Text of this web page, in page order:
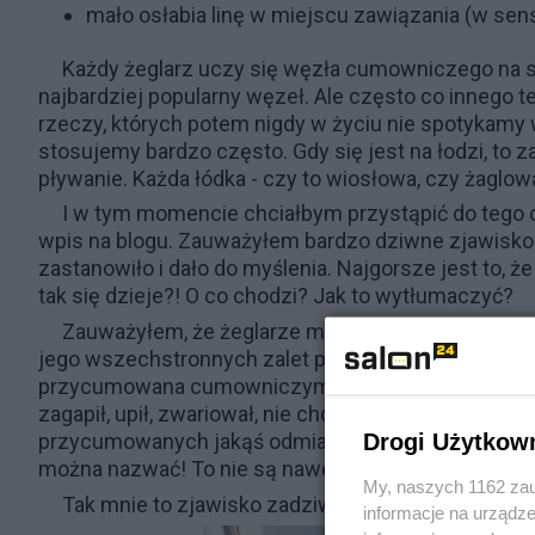
mało osłabia linę w miejscu zawiązania (w
Każdy żeglarz uczy się węzła cumowniczego
najbardziej popularny węzeł. Ale często co innego
rzeczy, których potem nigdy w życiu nie
stosujemy bardzo często. Gdy się jest na łodzi, to
pływanie. Każda łódka - czy to wiosłowa, czy
I w tym momencie chciałbym przystąpić do
wpis na blogu. Zauważyłem bardzo dziwne
zastanowiło i dało do myślenia. Najgorsze jest to,
tak się dzieje?! O co chodzi? Jak to wytłumaczyć?
Zauważyłem, że żeglarze mazurscy bardzo
jego wszechstronnych zalet przywiązują łódki
przycumowana cumowniczym, a pozostałe jakoś
zagapił, upił, zwariował, nie chce mu się -
przycumowanych jakąś odmianą węzła
można nazwać! To nie są nawet wyblinki!
Tak mnie to zjawisko zadziwiło, że zrobiłem
Drogi
My, naszych 1162
informacje na